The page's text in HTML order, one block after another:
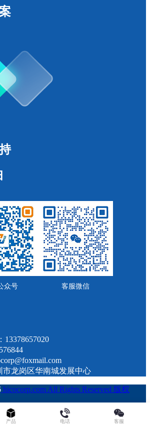
众号 客服微信
13378657020
市龙岗区华南城发展中心
hicocorp.com All Rights Reserved 版权
号
0.2618 秒
产品 电话 客服